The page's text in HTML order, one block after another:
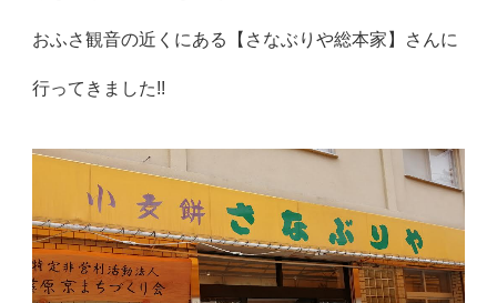
おふさ観音の近くにある【さなぶりや総本家】さんに
行ってきました!!